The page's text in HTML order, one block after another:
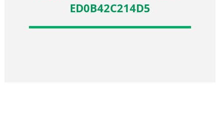
ED0B42C214D5